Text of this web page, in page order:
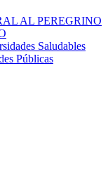
AL PEREGRINO
Saludables
Públicas